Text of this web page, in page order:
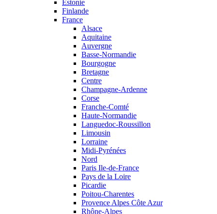
Estonie
Finlande
France
Alsace
Aquitaine
Auvergne
Basse-Normandie
Bourgogne
Bretagne
Centre
Champagne-Ardenne
Corse
Franche-Comté
Haute-Normandie
Languedoc-Roussillon
Limousin
Lorraine
Midi-Pyrénées
Nord
Paris Ile-de-France
Pays de la Loire
Picardie
Poitou-Charentes
Provence Alpes Côte Azur
Rhône-Alpes